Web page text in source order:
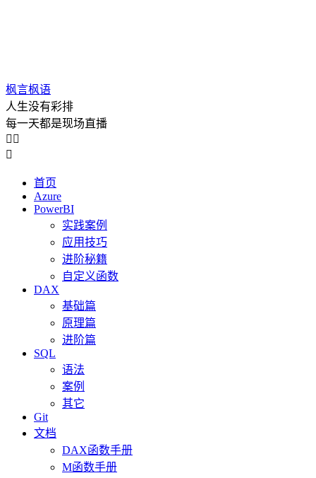
枫言枫语
人生没有彩排
每一天都是现场直播
 

首页
Azure
PowerBI
实践案例
应用技巧
进阶秘籍
自定义函数
DAX
基础篇
原理篇
进阶篇
SQL
语法
案例
其它
Git
文档
DAX函数手册
M函数手册